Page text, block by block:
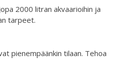
2000 litran akvaarioihin ja
tarpeet.
pienempäänkin tilaan. Tehoa